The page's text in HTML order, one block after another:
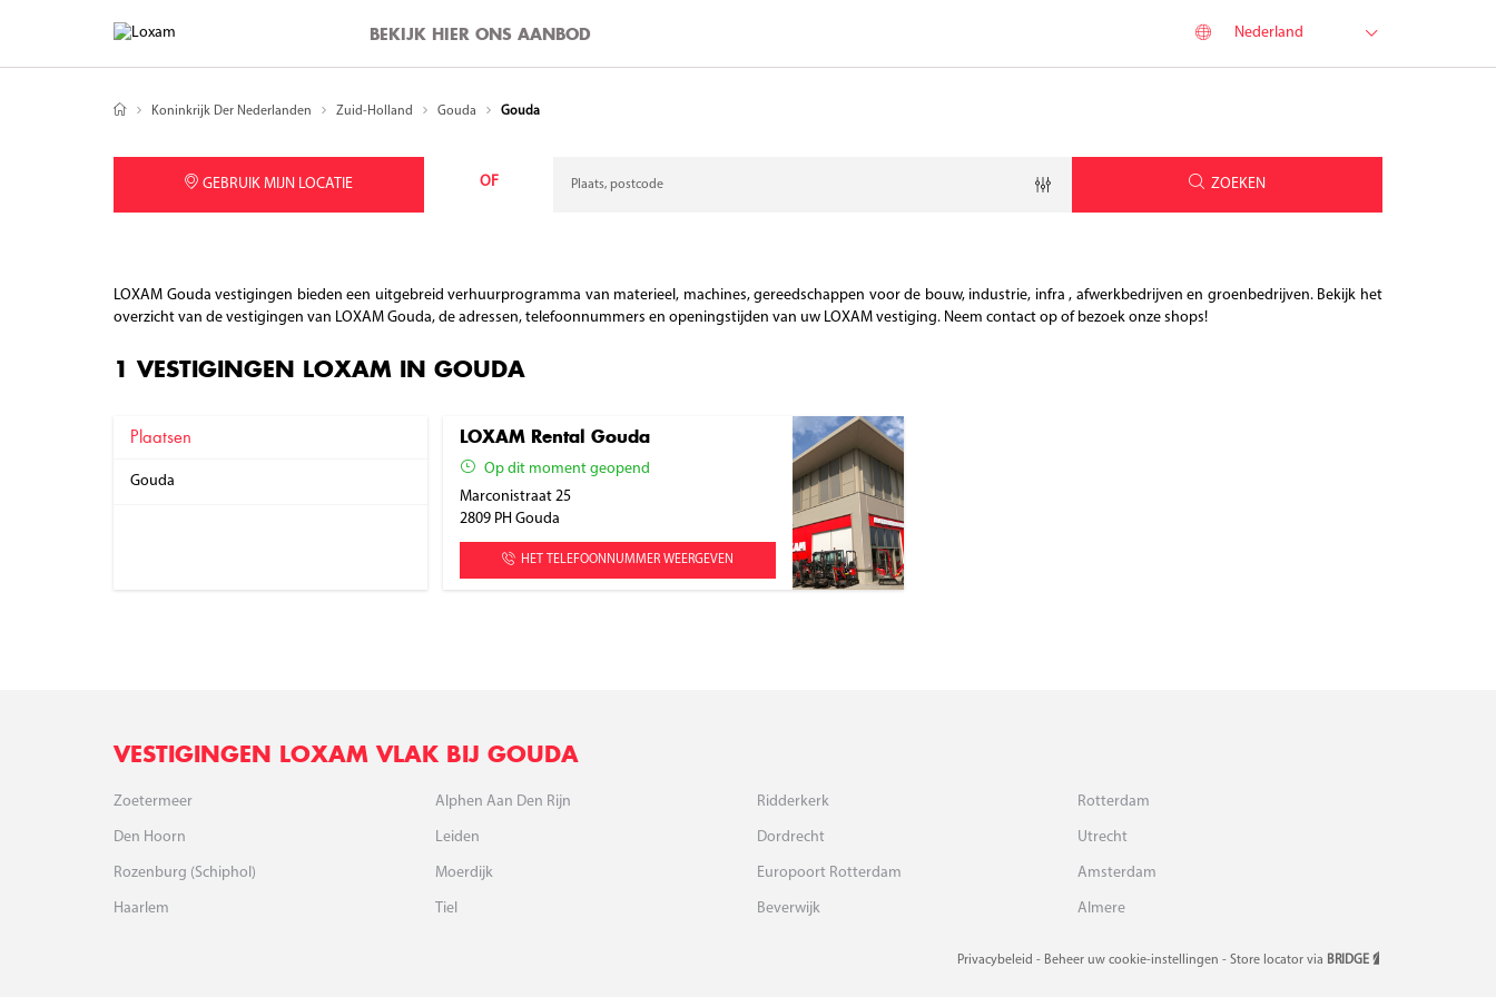
BEKIJK HIER ONS AANBOD Nederland
België
Koninkrijk Der Nederlanden Zuid-Holland Gouda Gouda
GEBRUIK MIJN LOCATIE OF
ZOEKEN
LOXAM Gouda vestigingen bieden een uitgebreid verhuurprogramma van materieel, machines, gereedschappen voor de bouw, industrie, infra , afwerkbedrijven en groenbedrijven. Bekijk het
overzicht van de vestigingen van LOXAM Gouda, de adressen, telefoonnummers en openingstijden van uw LOXAM vestiging. Neem contact op of bezoek onze shops!
1 VESTIGINGEN LOXAM IN GOUDA
Plaatsen
Gouda
LOXAM Rental Gouda
Op dit moment geopend
Marconistraat 25
2809 PH Gouda
HET TELEFOONNUMMER WEERGEVEN
VESTIGINGEN LOXAM VLAK BIJ GOUDA
Zoetermeer Alphen Aan Den Rijn Ridderkerk Rotterdam
Den Hoorn Leiden Dordrecht Utrecht
Rozenburg (Schiphol) Moerdijk Europoort Rotterdam Amsterdam
Haarlem Tiel Beverwijk Almere
Privacybeleid Beheer uw cookie-instellingen Store locator via BRIDGE